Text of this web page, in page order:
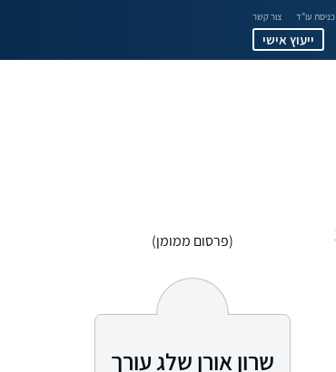
כניסת עו"ד צור קשר
ייעוץ אישי
(פרסום ממומן)
שרון אורן שלג עורך